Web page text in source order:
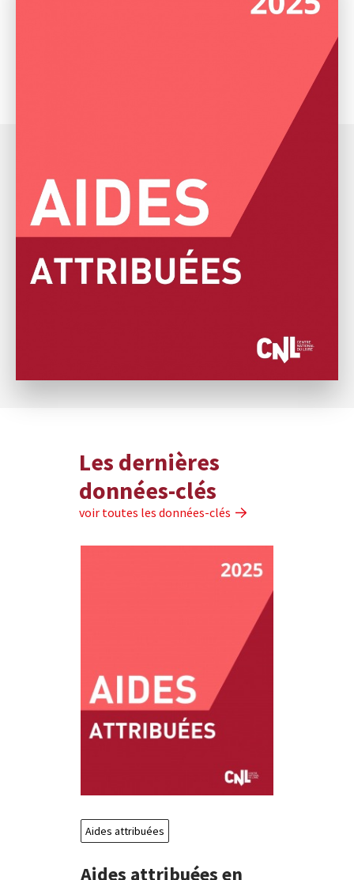
Les dernières
données-clés
voir toutes les données-clés
Aides attribuées
Aides attribuées en